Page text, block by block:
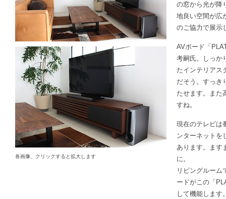
各画像、クリックすると拡大します
の窓から光が降
地良い空間が広
のご協力で展示
AVボード「
考嗣氏。しっか
たインテリアス
だそう。すっき
たせます。また
すね。
現在のテレビは
ンターネットを
あります。ます
に。
リビングルーム
ードがこの「
して機能します